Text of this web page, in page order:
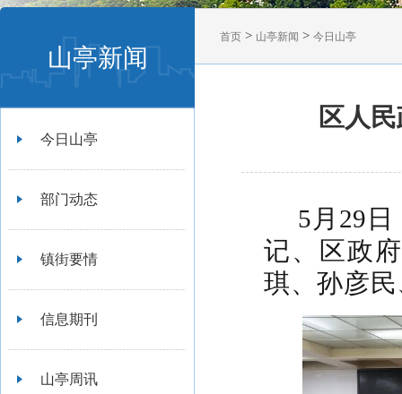
山亭新闻
今日山亭
部门动态
镇街要情
信息期刊
山亭周讯
首页 > 山亭新闻 > 今日山亭
区人
5月29
记、区政
琪、孙彦